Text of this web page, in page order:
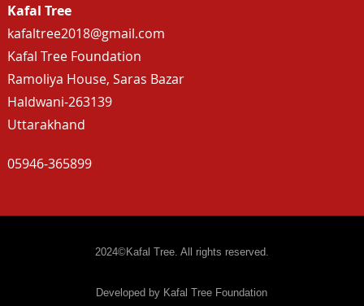
Kafal Tree
kafaltree2018@gmail.com
Kafal Tree Foundation
Ramoliya House, Saras Bazar
Haldwani-263139
Uttarakhand
05946-365899
2024©Kafal Tree. All rights reserved.
Developed by Kafal Tree Foundation